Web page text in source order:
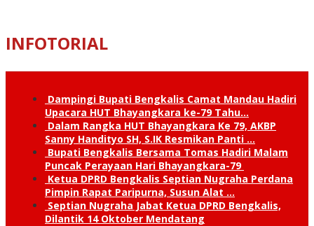
INFOTORIAL
Dampingi Bupati Bengkalis Camat Mandau Hadiri
Upacara HUT Bhayangkara ke-79 Tahu…
Dalam Rangka HUT Bhayangkara Ke 79, AKBP
Sanny Handityo SH, S.IK Resmikan Panti …
Bupati Bengkalis Bersama Tomas Hadiri Malam
Puncak Perayaan Hari Bhayangkara-79
Ketua DPRD Bengkalis Septian Nugraha Perdana
Pimpin Rapat Paripurna, Susun Alat …
Septian Nugraha Jabat Ketua DPRD Bengkalis,
Dilantik 14 Oktober Mendatang